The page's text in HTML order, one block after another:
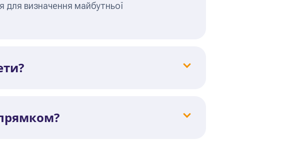
для визначення майбутньої